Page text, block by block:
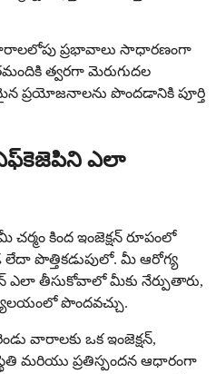
వారాలలోపు ప్రభావాలు సాధారణంగా
త్వరగా మెరుగుదల
ప్రయోజనాలను పొందడానికి పూర్తి
ఎలా
కింద ఇంజెక్షన్ రూపంలో
పొత్తికడుపులో. మీ ఆరోగ్య
ఎలా తీసుకోవాలో మీకు నేర్పుతారు,
పొందవచ్చు.
వారాలకు ఒక ఇంజెక్షన్,
మరియు ప్రతిస్పందన ఆధారంగా